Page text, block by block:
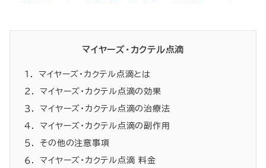
マイヤーズ・カクテル点滴
１. マイヤーズ・カクテル点滴とは
２. マイヤーズ・カクテル点滴の効果
３. マイヤーズ・カクテル点滴の治療法
４. マイヤーズ・カクテル点滴の副作用
５. その他の注意事項
６. マイヤーズ・カクテル点滴 料金